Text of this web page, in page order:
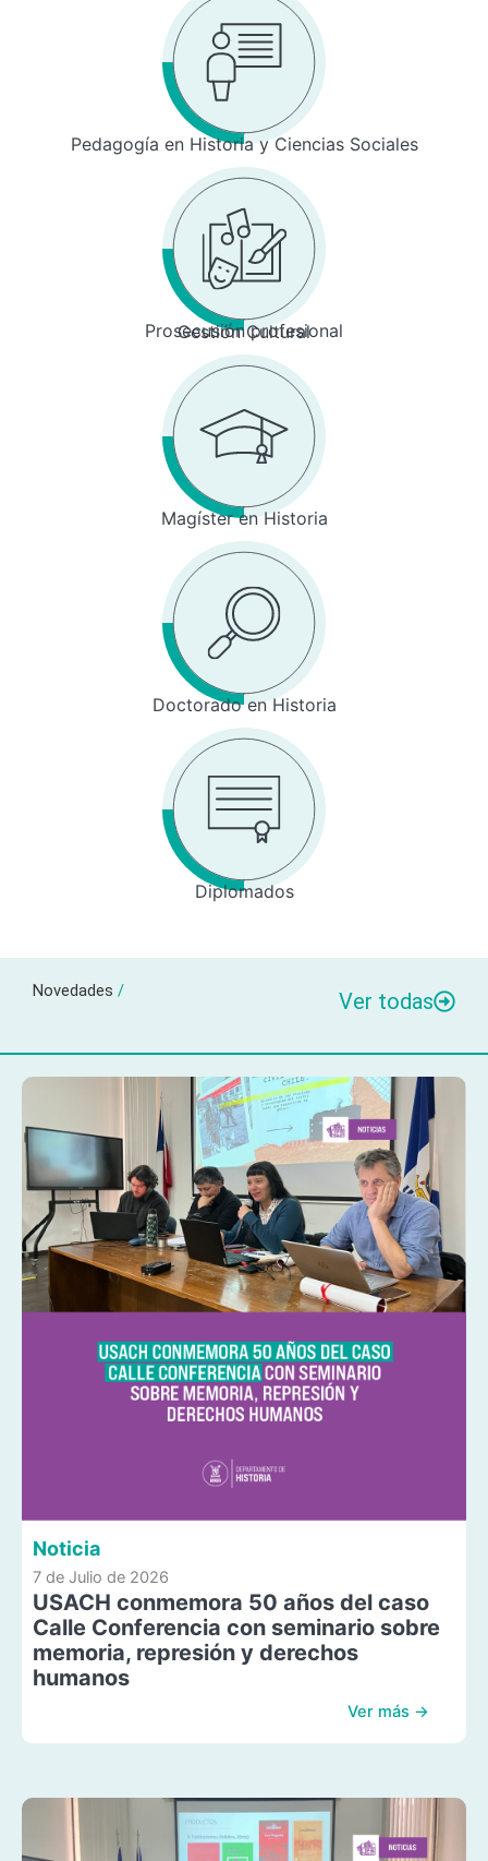
Pedagogía en Historia y Ciencias Sociales
Prosecusión profesional
Gestión Cultural
Magíster en Historia
Doctorado en Historia
Diplomados
Novedades / Ver todas
Noticia
7 de Julio de 2026
USACH conmemora 50 años del caso
Calle Conferencia con seminario sobre
memoria, represión y derechos
humanos
Ver más →